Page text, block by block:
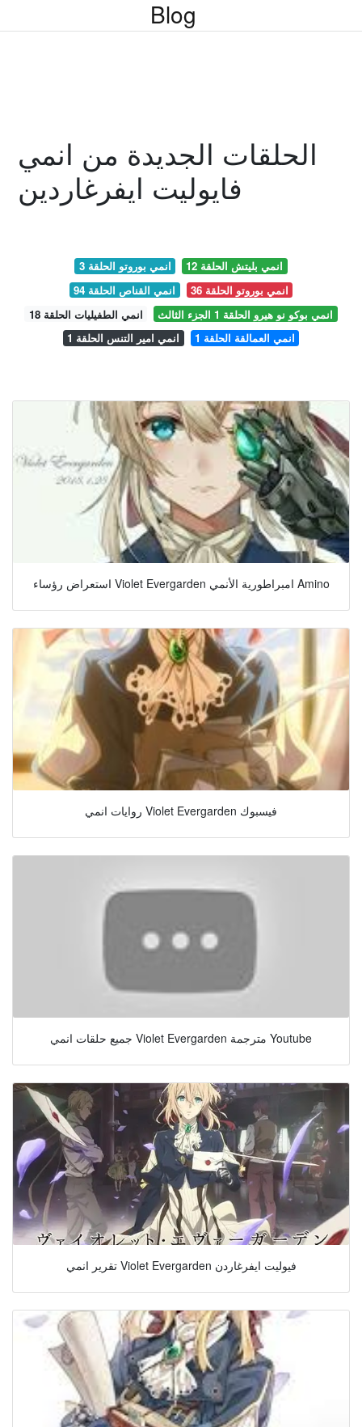
Blog
الحلقات الجديدة من انمي
فايوليت ايفرغاردين
انمي بوروتو الحلقة 3
انمي بليتش الحلقة 12
انمي القناص الحلقة 94
انمي بوروتو الحلقة 36
انمي الطفيليات الحلقة 18
انمي بوكو نو هيرو الحلقة 1 الجزء الثالث
انمي امير التنس الحلقة 1
انمي العمالقة الحلقة 1
استعراض رؤساء Violet Evergarden امبراطورية الأنمي Amino
روايات انمي Violet Evergarden فيسبوك
جميع حلقات انمي Violet Evergarden مترجمة Youtube
تقرير انمي Violet Evergarden فيوليت ايفرغاردن